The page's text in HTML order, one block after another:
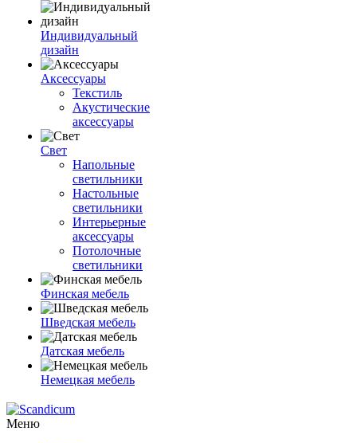
Индивидуальный
дизайн
Аксессуары
Текстиль
Акустические
аксессуары
Свет
Напольные
светильники
Настольные
светильники
Интерьерные
аксессуары
Потолочные
светильники
Финская мебель
Шведская мебель
Датская мебель
Немецкая мебель
Меню